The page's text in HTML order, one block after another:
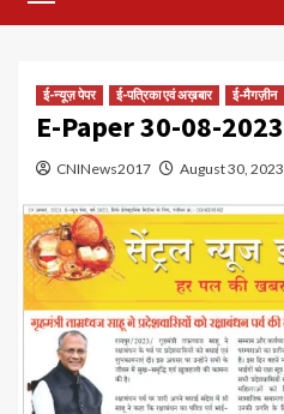
ई-न्यूज़ पेपर ई-पत्रिका एवं अख़बार ई-मैगज़ीन
E-Paper 30-08-2023
CNINews2017 August 30, 2023